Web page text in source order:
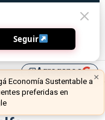
library_addAgreganos ×
Economía Sustentable a
preferidas en
Seguir